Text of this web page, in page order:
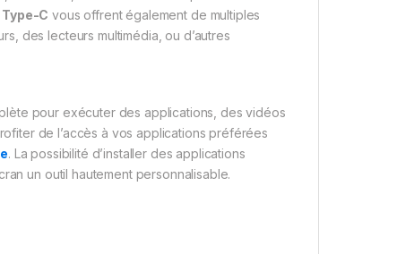
Type-C vous offrent également de multiples
des lecteurs multimédia, ou d’autres
pour exécuter des applications, des vidéos
de l’accès à vos applications préférées
. La possibilité d’installer des applications
un outil hautement personnalisable.